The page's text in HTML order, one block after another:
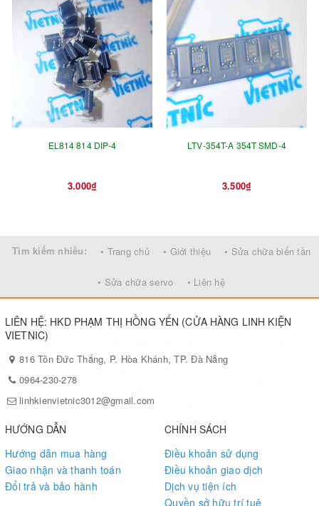
EL814 814 DIP-4
3.000₫
LTV-354T-A 354T SMD-4
3.500₫
Tìm kiếm nhiều: • Trang chủ • Giới thiệu • Sửa chữa biến tần
• Sửa chữa servo • Liên hệ
LIÊN HỆ: HKD PHẠM THỊ HỒNG YẾN (CỬA HÀNG LINH KIỆN
VIETNIC)
816 Tôn Đức Thắng, P. Hòa Khánh, TP. Đà Nẵng
0964-230-278
linhkienvietnic3012@gmail.com
HƯỚNG DẪN
Hướng dẫn mua hàng
Giao nhận và thanh toán
Đổi trả và bảo hành
CHÍNH SÁCH
Điều khoản sử dụng
Điều khoản giao dịch
Dịch vụ tiện ích
Quyền sở hữu trí tuệ